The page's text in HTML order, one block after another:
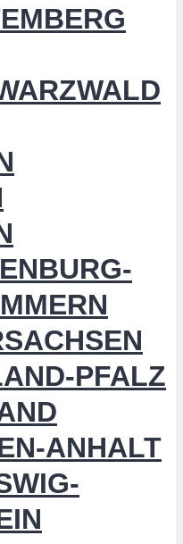
PFALZ
ANHALT